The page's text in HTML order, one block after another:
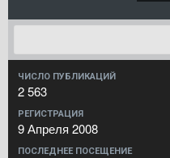
ЧИСЛО ПУБЛИКАЦИЙ
2 563
РЕГИСТРАЦИЯ
9 Апреля 2008
ПОСЛЕДНЕЕ ПОСЕЩЕНИЕ